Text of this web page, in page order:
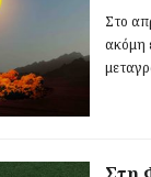
Στο
ακόμη